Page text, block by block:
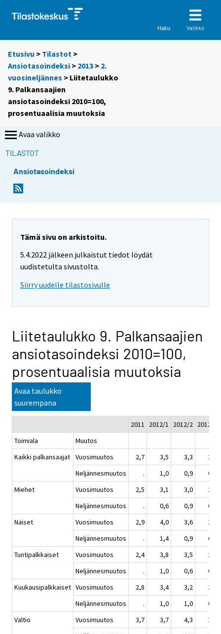
Haku Valikko
Etusivu > Tilastot >
Ansiotasoindeksi > 2013 > 2.
vuosineljännes > Liitetaulukko
9. Palkansaajien
ansiotasoindeksi 2010=100,
prosentuaalisia muutoksia
Avaa valikko
TILASTOT
Ansiotasoindeksi
Tämä sivu on arkistoitu.
5.4.2022 jälkeen julkaistut tiedot löydät
uudistetulta sivustolta.
Siirry uudelle tilastosivulle
Liitetaulukko 9. Palkansaajien
ansiotasoindeksi 2010=100,
prosentuaalisia muutoksia
Avaa taulukko
suurempana
2011 2012/1 2012/2 2012/3
Toimiala
Muutos
Kaikki palkansaajat
Vuosimuutos 2,7 3,5 3,3
3,1
Neljännesmuutos
. 1,0 0,9
0,2
Miehet
Vuosimuutos 2,5 3,1 3,0
2,9
Neljännesmuutos
. 0,6 0,9
0,2
Naiset
Vuosimuutos 2,9 4,0 3,6
3,2
Neljännesmuutos
. 1,4 0,9
0,2
Tuntipalkkaiset
Vuosimuutos 2,4 3,8 3,5
3,4
Neljännesmuutos
. 1,0 0,6
0,2
Kuukausipalkkaiset Vuosimuutos 2,8 3,4 3,2
3,0
Neljännesmuutos
. 1,0 1,0
0,2
Valtio
Vuosimuutos 3,7 3,7 4,3
3,9